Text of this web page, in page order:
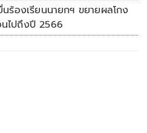
ร้องเรียนนายกฯ ขยายผลโกง
ไปถึงปี 2566